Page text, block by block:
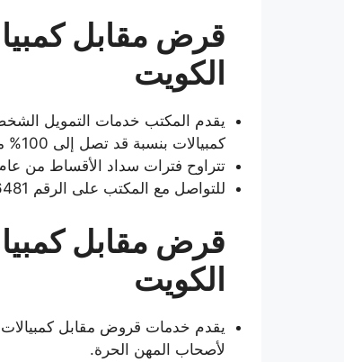
الكويت
يقدم المكتب خدمات التمويل
كمبيالات بنسبة قد تصل إلى 100% من قيمة الكمبيالة.
تتراوح فترات سداد الأقساط من
للتواصل مع المكتب على الرقم 96567766481+
قرض مقابل
الكويت
يقدم خدمات قروض مقابل
لأصحاب المهن الحرة.